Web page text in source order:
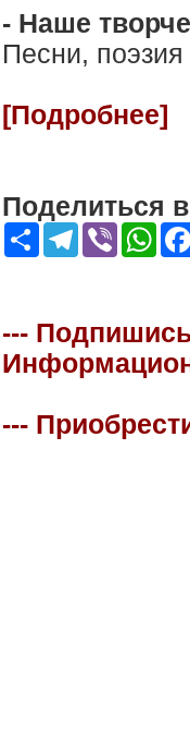
- Наше
Песни,
[Подробнее]
Поделиться
Share Telegram
Viber
---
---